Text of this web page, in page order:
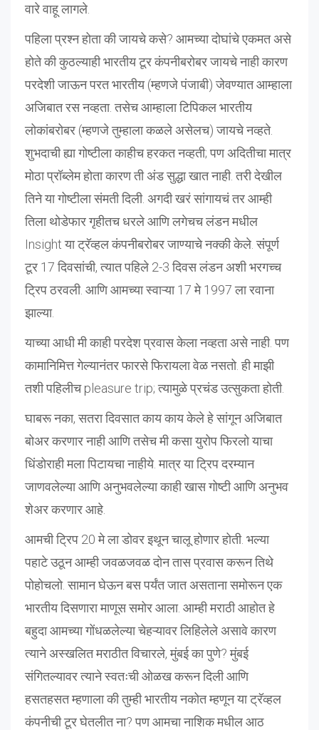
वारे वाहू लागले.
पहिला प्रश्न होता की जायचे कसे? आमच्या दोघांचे एकमत असे
होते की कुठल्याही भारतीय टूर कंपनीबरोबर जायचे नाही कारण
परदेशी जाऊन परत भारतीय (म्हणजे पंजाबी) जेवण्यात आम्हाला
अजिबात रस नव्हता. तसेच आम्हाला टिपिकल भारतीय
लोकांबरोबर (म्हणजे तुम्हाला कळले असेलच) जायचे नव्हते.
शुभदाची ह्या गोष्टीला काहीच हरकत नव्हती; पण अदितीचा मात्र
मोठा प्रॉब्लेम होता कारण ती अंड सुद्धा खात नाही. तरी देखील
तिने या गोष्टीला संमती दिली. अगदी खरं सांगायचं तर आम्ही
तिला थोडेफार गृहीतच धरले आणि लगेचच लंडन मधील
Insight या ट्रॅव्हल कंपनीबरोबर जाण्याचे नक्की केले. संपूर्ण
टूर 17 दिवसांची, त्यात पहिले 2-3 दिवस लंडन अशी भरगच्च
ट्रिप ठरवली. आणि आमच्या स्वाऱ्या 17 मे 1997 ला रवाना
झाल्या.
याच्या आधी मी काही परदेश प्रवास केला नव्हता असे नाही. पण
कामानिमित्त गेल्यानंतर फारसे फिरायला वेळ नसतो. ही माझी
तशी पहिलीच pleasure trip; त्यामुळे प्रचंड उत्सुकता होती.
घाबरू नका, सतरा दिवसात काय काय केले हे सांगून अजिबात
बोअर करणार नाही आणि तसेच मी कसा युरोप फिरलो याचा
धिंडोराही मला पिटायचा नाहीये. मात्र या ट्रिप दरम्यान
जाणवलेल्या आणि अनुभवलेल्या काही खास गोष्टी आणि अनुभव
शेअर करणार आहे.
आमची ट्रिप 20 मे ला डोवर इथून चालू होणार होती. भल्या
पहाटे उठून आम्ही जवळजवळ दोन तास प्रवास करून तिथे
पोहोचलो. सामान घेऊन बस पर्यंत जात असताना समोरून एक
भारतीय दिसणारा माणूस समोर आला. आम्ही मराठी आहोत हे
बहुदा आमच्या गोंधळलेल्या चेहऱ्यावर लिहिलेले असावे कारण
त्याने अस्खलित मराठीत विचारले, मुंबई का पुणे? मुंबई
संगितल्यावर त्याने स्वतःची ओळख करून दिली आणि
हसतहसत म्हणाला की तुम्ही भारतीय नकोत म्हणून या ट्रॅव्हल
कंपनीची टूर घेतलीत ना? पण आमचा नाशिक मधील आठ